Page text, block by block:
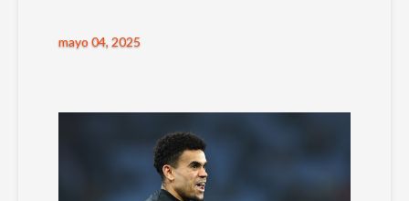
mayo 04, 2025